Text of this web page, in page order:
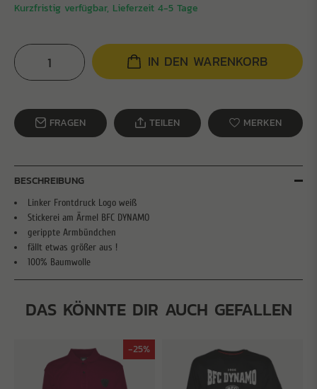
Kurzfristig verfügbar, Lieferzeit 4-5 Tage
IN DEN WARENKORB
FRAGEN TEILEN MERKEN
BESCHREIBUNG
Linker Frontdruck Logo weiß
Stickerei am Ärmel BFC DYNAMO
gerippte Armbündchen
fällt etwas größer aus !
100% Baumwolle
DAS KÖNNTE DIR AUCH GEFALLEN
-25%